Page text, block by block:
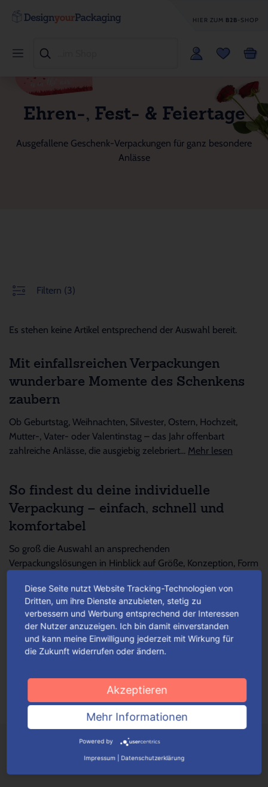
HIER ZUM B2B-SHOP
Ehren-, Fest- & Feiertage
Ausgefallene Geschenk-Verpackungen für ganz besondere
Anlässe
Filtern (3)
Es stehen keine Artikel entsprechend der Auswahl bereit.
Mit einfallsreichen Verpackungen
wunderbare Momente des Schenkens
zaubern
Ob Geburtstag, Weihnachten, Silvester, Ostern, Hochzeit,
Mutter-, Vater- oder Valentinstag – das Jahr offenbart
zahlreiche Anlässe, die ausgiebig zelebriert... Mehr lesen
So findest du deine individuelle
Verpackung – einfach, schnell und
komfortabel
So groß die Auswahl an ansprechenden
Verpackungslösungen in Hinblick auf Größe, Konzeption, Form
Für jeden Anlass Verpackungen
wunschgemäß konfigurieren
Je nach Verpackungstyp kannst du ganz einfach deine
Mehr lesen
Diese Seite nutzt Website Tracking-Technologien von
Dritten, um ihre Dienste anzubieten, stetig zu
verbessern und Werbung entsprechend der Interessen
der Nutzer anzuzeigen. Ich bin damit einverstanden
und kann meine Einwilligung jederzeit mit Wirkung für
die Zukunft widerrufen oder ändern.
Akzeptieren
Mehr Informationen
Powered by
Impressum Datenschutzerklärung